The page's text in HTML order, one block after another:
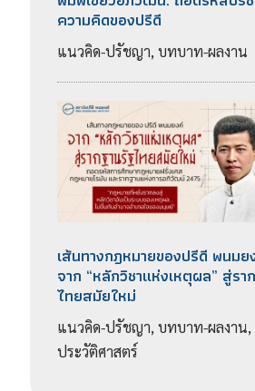
ความคิดของปรีดี
แนวคิด-ปรัชญา, บทบาท-ผลงาน
เส้นทางกฎหมายของปรีดี พนมย
จาก “หลักวิชาแห่งเหตุผล” สู่รา
ไทยสมัยใหม่
แนวคิด-ปรัชญา, บทบาท-ผลงาน,
ประวัติศาสตร์